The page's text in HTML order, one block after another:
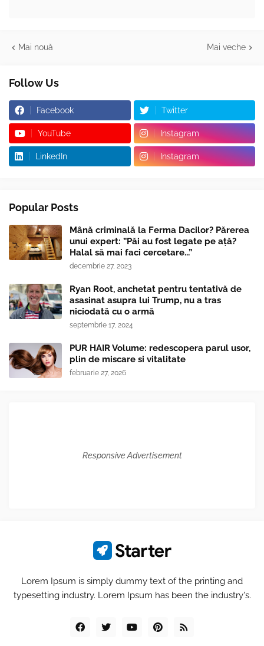
Mai nouă Mai veche
Follow Us
Facebook Twitter
YouTube Instagram
LinkedIn Instagram
Popular Posts
Mână criminală la Ferma Dacilor? Părerea
unui expert: ”Păi au fost legate pe ață?
Halal să mai faci cercetare...”
decembrie 27, 2023
Ryan Root, anchetat pentru tentativă de
asasinat asupra lui Trump, nu a tras
niciodată cu o armă
septembrie 17, 2024
PUR HAIR Volume: redescopera parul usor,
plin de miscare si vitalitate
februarie 27, 2026
Responsive Advertisement
Lorem Ipsum is simply dummy text of the printing and
typesetting industry. Lorem Ipsum has been the industry's.